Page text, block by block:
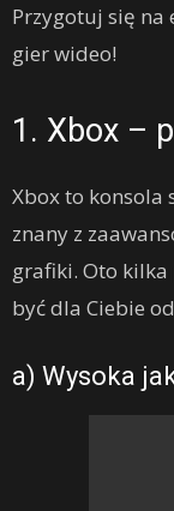
Przygotuj się na
gier wideo!
1. Xbox –
Xbox to konsola
znany z
grafiki. Oto kilka
być dla Ciebie
a) Wysoka